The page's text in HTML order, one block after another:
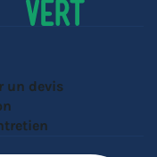
un devis